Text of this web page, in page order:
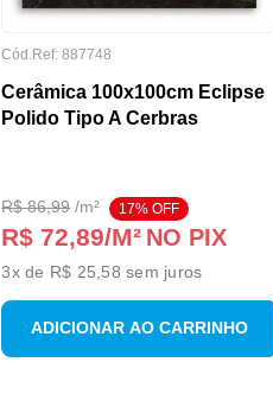
Cód.Ref:887748
Cerâmica 100x100cm Eclipse
Polido Tipo A Cerbras
R$ 86,99/m² 17% OFF
R$ 72,89/M² NO PIX
3x de R$ 25,58 sem juros
ADICIONAR AO CARRINHO